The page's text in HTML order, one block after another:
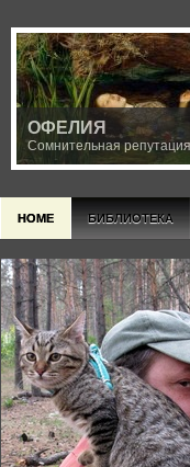
ОФЕЛИЯ
Сомнительная репутация
HOME БИБЛИОТЕКА